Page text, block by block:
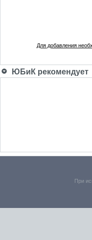
Для добавления
ЮБиК рекомендует
При